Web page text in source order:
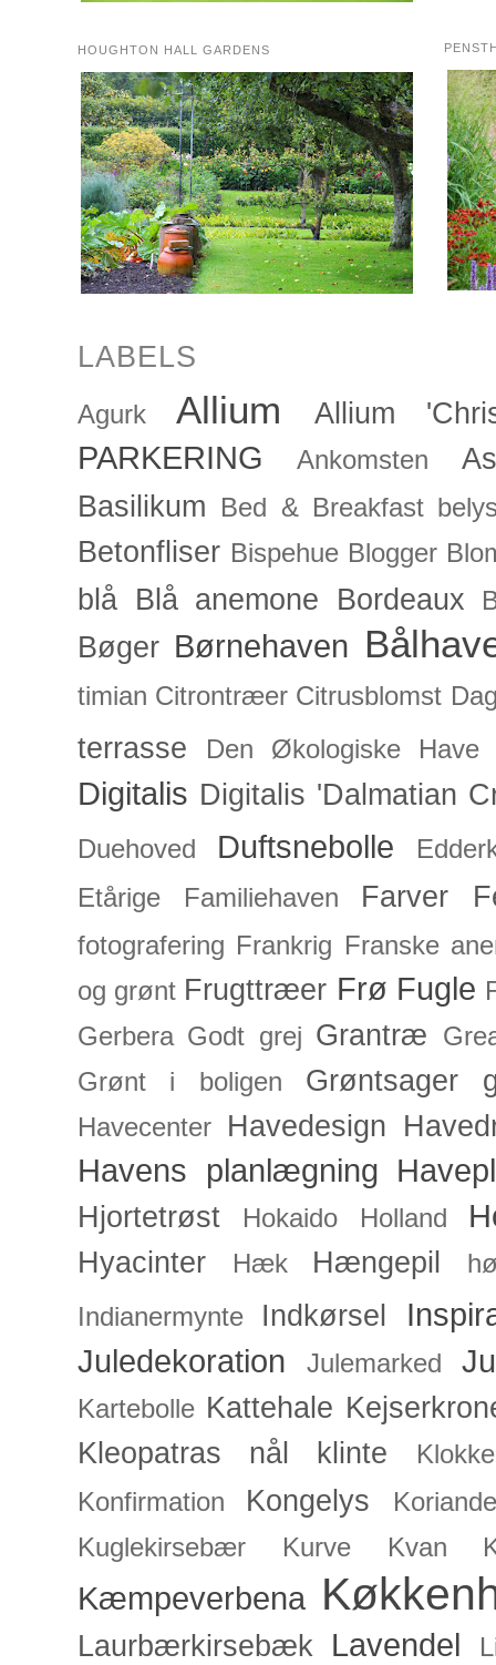
HOUGHTON HALL GARDENS
LABELS
Agurk Allium Allium
PARKERING Ankomsten
Basilikum
Bed & Breakfast
Betonfliser Bispehue Blogger
blå Blå anemone Bordeaux
Bøger Børnehaven
timian Citrontræer Citrusblomst
terrasse Den Økologiske Have
Digitalis Digitalis 'Dalmatian
Duehoved Duftsnebolle
Etårige
Familiehaven Farver
fotografering Frankrig
Franske
og grønt Frugttræer Frø Fugle
Gerbera Godt grej Grantræ
Grønt i boligen
Grøntsager
Havecenter Havedesign
Havens planlægning
Hjortetrøst Hokaido Holland
Hyacinter Hæk Hængepil
Indianermynte
Indkørsel
Juledekoration
Julemarked
Kartebolle Kattehale
Kleopatras nål
klinte
Konfirmation
Kongelys
Kuglekirsebær
Kurve Kvan
Kæmpeverbena
Laurbærkirsebæk Lavendel